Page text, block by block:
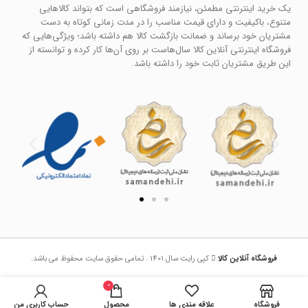
یک خرید اینترنتی مطمئن، نیازمند فروشگاهی است که بتواند کالاهایی
متنوع، باکیفیت و دارای قیمت مناسب را در مدت زمانی کوتاه به دست
مشتریان خود برساند و ضمانت بازگشت کالا هم داشته باشد؛ ویژگی‌هایی که
فروشگاه اینترنتی آنلاین کالا سال‌هاست بر روی آن‌ها کار کرده و توانسته از
این طریق مشتریان ثابت خود را داشته باشد.
فروشگاه آنلاین کالا کپی رایت سال 1401 . تمامی حقوق سایت محفوظ می باشد.
فروشگاه علاقه مندی ها
0
محصول حساب کاربری من